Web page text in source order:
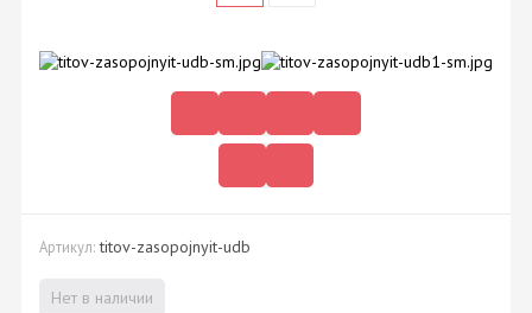
Артикул: titov-zasopojnyit-udb
Нет в наличии